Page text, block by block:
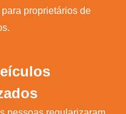
proprietários de